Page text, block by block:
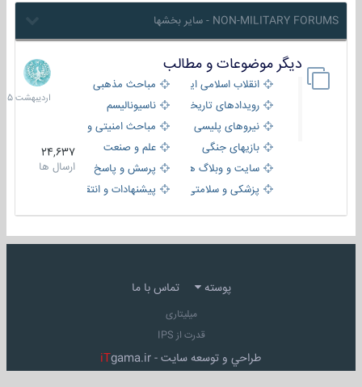
NON-MILITARY FORUMS - سایر بخشها
دیگر موضوعات و مطالب
انقلاب اسلامی ایران
مباحث مذهبی
رویدادهای تاریخی و مذهبیناسیونالیسم
نیروهای پلیسی
مباحث امنیتی و اطلاعاتی
بازیهای جنگی
علم و صنعت
سایت و وبلاگ ها
پرسش و پاسخ
پزشکی و سلامتی
پیشنهادات و انتقادات
24,637
ارسال ها
8
1405
پوسته تماس با ما
میلیتاری
قدرت از IPS
طراحي و توسعه سايت - iTgama.ir